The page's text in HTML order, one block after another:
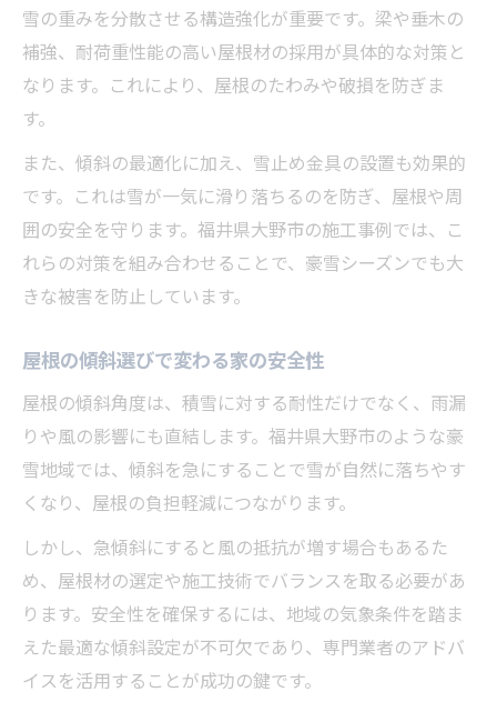
雪の重みを分散させる構造強化が重要です。梁や垂木の
補強、耐荷重性能の高い屋根材の採用が具体的な対策と
なります。これにより、屋根のたわみや破損を防ぎま
す。
また、傾斜の最適化に加え、雪止め金具の設置も効果的
です。これは雪が一気に滑り落ちるのを防ぎ、屋根や周
囲の安全を守ります。福井県大野市の施工事例では、こ
れらの対策を組み合わせることで、豪雪シーズンでも大
きな被害を防止しています。
屋根の傾斜選びで変わる家の安全性
屋根の傾斜角度は、積雪に対する耐性だけでなく、雨漏
りや風の影響にも直結します。福井県大野市のような豪
雪地域では、傾斜を急にすることで雪が自然に落ちやす
くなり、屋根の負担軽減につながります。
しかし、急傾斜にすると風の抵抗が増す場合もあるた
め、屋根材の選定や施工技術でバランスを取る必要があ
ります。安全性を確保するには、地域の気象条件を踏ま
えた最適な傾斜設定が不可欠であり、専門業者のアドバ
イスを活用することが成功の鍵です。